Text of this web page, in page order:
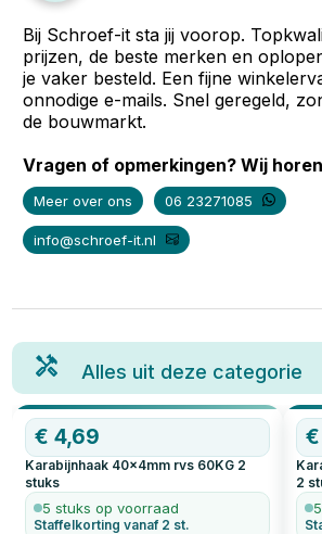
Bij Schroef-it sta jij voorop.
prijzen, de beste merken en
je vaker besteld. Een fijne
onnodige e-mails. Snel geregeld,
de bouwmarkt.
Vragen of opmerkingen? Wij
Meer over ons 06 23271085
info@schroef-it.nl
Alles uit deze categorie
€4,69
Karabijnhaak 40x4mm rvs 60KG 2
stuks
5 stuks op voorraad
Staffelkorting vanaf 2 st.
2